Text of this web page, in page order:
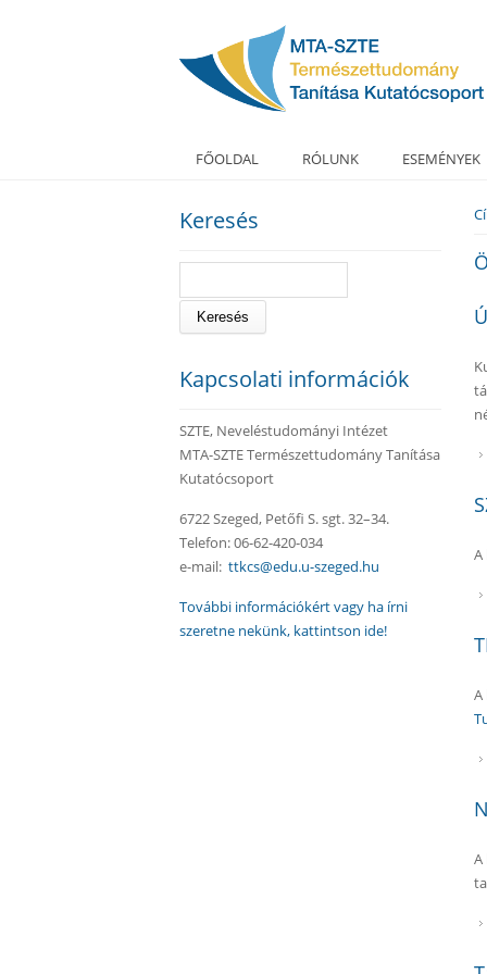
FŐOLDAL RÓLUNK ESEMÉNYEK
Keresés
Kapcsolati információk
SZTE, Neveléstudományi Intézet
MTA-SZTE Természettudomány Tanítása
Kutatócsoport
6722 Szeged, Petőfi S. sgt. 32–34.
Telefon: 06-62-420-034
e-mail: ttkcs@edu.u-szeged.hu
További információkért vagy ha írni
szeretne nekünk, kattintson ide!